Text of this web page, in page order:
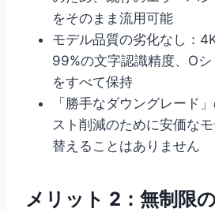
をそのまま流用可能
モデル品質の劣化なし：
99%の文字認識精度、O
をすべて保持
「勝手なダウングレード
スト削減のために安価な
替えることはありません
メリット 2：無制限